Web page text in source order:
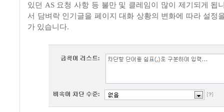
있던 AS 요청 사항 등 불만 및 클레임이 많이 제기되게 됩
서 담벼락 인기글을 페이지 대화 상황의 변화에 따라 설정
가 있습니다.